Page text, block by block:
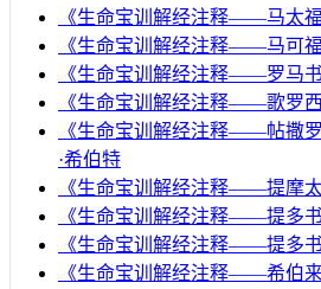
《生命宝训解经注释——马太
《生命宝训解经注释——马可
《生命宝训解经注释——罗马
《生命宝训解经注释——歌罗
《生命宝训解经注释——帖撒
·希伯特
《生命宝训解经注释——提摩
《生命宝训解经注释——提多
《生命宝训解经注释——提多
《生命宝训解经注释——希伯